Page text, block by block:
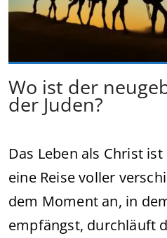
Wo ist der
der Juden?
Das Leben als Christ
eine Reise voller
dem Moment an, in
empfängst, durchläuft